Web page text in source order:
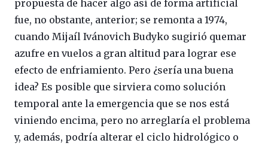
propuesta de hacer algo así de forma artificial
fue, no obstante, anterior; se remonta a 1974,
cuando Mijaíl Ivánovich Budyko sugirió quemar
azufre en vuelos a gran altitud para lograr ese
efecto de enfriamiento. Pero ¿sería una buena
idea? Es posible que sirviera como solución
temporal ante la emergencia que se nos está
viniendo encima, pero no arreglaría el problema
y, además, podría alterar el ciclo hidrológico o